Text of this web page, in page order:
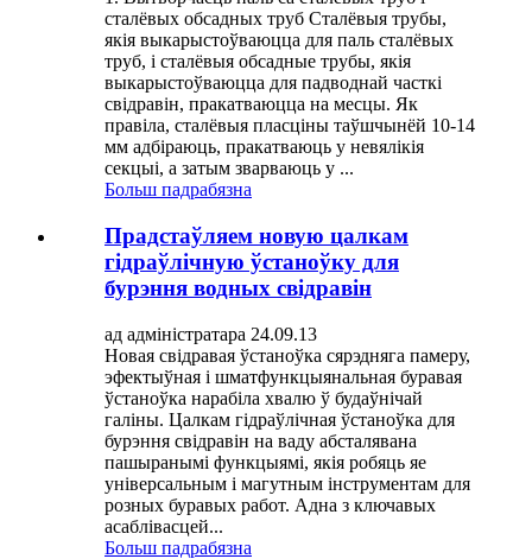
сталёвых обсадных труб Сталёвыя трубы,
якія выкарыстоўваюцца для паль сталёвых
труб, і сталёвыя обсадные трубы, якія
выкарыстоўваюцца для падводнай часткі
свідравін, пракатваюцца на месцы. Як
правіла, сталёвыя пласціны таўшчынёй 10-14
мм адбіраюць, пракатваюць у невялікія
секцыі, а затым зварваюць у ...
Больш падрабязна
Прадстаўляем новую цалкам
гідраўлічную ўстаноўку для
бурэння водных свідравін
ад адміністратара 24.09.13
Новая свідравая ўстаноўка сярэдняга памеру,
эфектыўная і шматфункцыянальная буравая
ўстаноўка нарабіла хвалю ў будаўнічай
галіны. Цалкам гідраўлічная ўстаноўка для
бурэння свідравін на ваду абсталявана
пашыранымі функцыямі, якія робяць яе
універсальным і магутным інструментам для
розных буравых работ. Адна з ключавых
асаблівасцей...
Больш падрабязна